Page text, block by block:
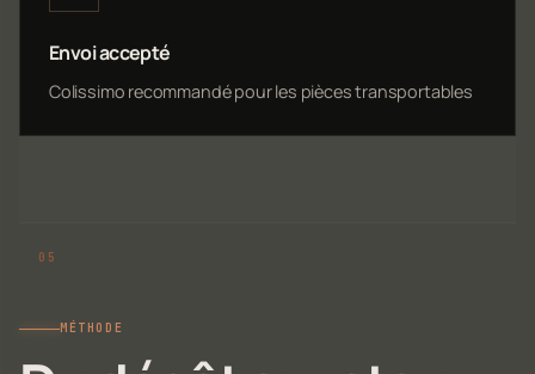
Envoi accepté
Colissimo recommandé pour les pièces transportables
MÉTHODE